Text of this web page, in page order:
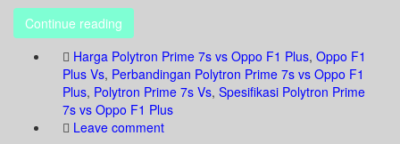
Continue reading
Harga Polytron Prime 7s vs Oppo F1 Plus, Oppo F1
Plus Vs, Perbandingan Polytron Prime 7s vs Oppo F1
Plus, Polytron Prime 7s Vs, Spesifikasi Polytron Prime
7s vs Oppo F1 Plus
Leave comment